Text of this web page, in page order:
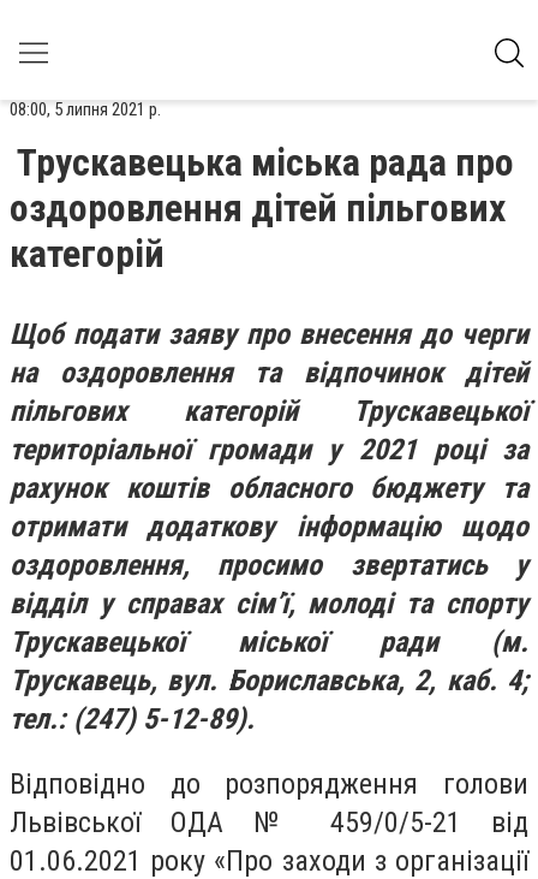
08:00, 5 липня 2021 р.
Трускавецька міська рада про
оздоровлення дітей пільгових
категорій
Щоб подати заяву про внесення до черги
на оздоровлення та відпочинок дітей
пільгових категорій Трускавецької
територіальної громади у 2021 році за
рахунок коштів обласного бюджету та
отримати додаткову інформацію щодо
оздоровлення, просимо звертатись у
відділ у справах сім’ї, молоді та спорту
Трускавецької міської ради (м.
Трускавець, вул. Бориславська, 2, каб. 4;
тел.: (247) 5-12-89).
Відповідно до розпорядження голови
Львівської ОДА № 459/0/5-21 від
01.06.2021 року «Про заходи з організації